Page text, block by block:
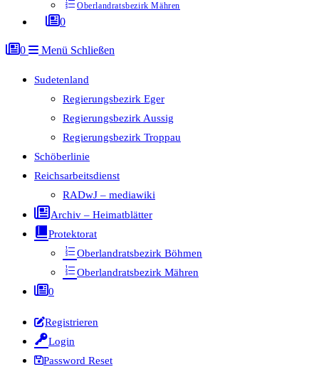
Oberlandratsbezirk Mähren
0
0 Menü Schließen
Sudetenland
Regierungsbezirk Eger
Regierungsbezirk Aussig
Regierungsbezirk Troppau
Schöberlinie
Reichsarbeitsdienst
RADwJ – mediawiki
Archiv – Heimatblätter
Protektorat
Oberlandratsbezirk Böhmen
Oberlandratsbezirk Mähren
0
Registrieren
Login
Password Reset